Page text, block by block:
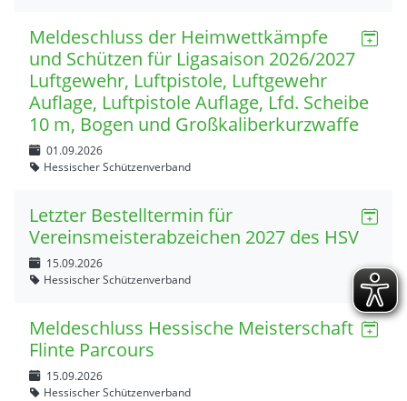
Meldeschluss der Heimwettkämpfe
und Schützen für Ligasaison 2026/2027
Luftgewehr, Luftpistole, Luftgewehr
Auflage, Luftpistole Auflage, Lfd. Scheibe
10 m, Bogen und Großkaliberkurzwaffe
01.09.2026
Hessischer Schützenverband
Letzter Bestelltermin für
Vereinsmeisterabzeichen 2027 des HSV
15.09.2026
Hessischer Schützenverband
Meldeschluss Hessische Meisterschaft
Flinte Parcours
15.09.2026
Hessischer Schützenverband